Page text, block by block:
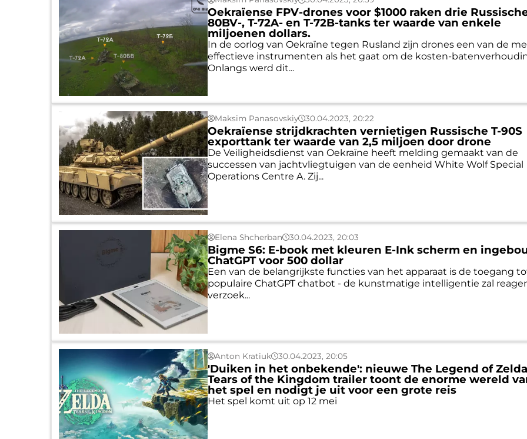
Oekraïense FPV-drones voor $1000 raken drie
80BV-, T-72A- en T-72B-tanks ter waarde van enkele
miljoenen dollars.
In de oorlog van Oekraïne tegen Rusland zijn drones een van de
effectieve instrumenten als het gaat om de kosten-
Onlangs werd dit...
Maksim Panasovskiy 30.04.2023, 20:22
Oekraïense strijdkrachten vernietigen Russische T-90S
exporttank ter waarde van 2,5 miljoen door drone
De Veiligheidsdienst van Oekraïne heeft melding gemaakt van de
successen van jachtvliegtuigen van de eenheid White Wolf Special
Operations Centre A. Zij...
Elena Shcherban 30.04.2023, 20:03
Bigme S6: E-book met kleuren E-Ink scherm en
ChatGPT voor 500 dollar
Een van de belangrijkste functies van het apparaat is de toegang
populaire ChatGPT chatbot - de kunstmatige intelligentie zal
verzoek...
Anton Kratiuk 30.04.2023, 20:05
'Duiken in het onbekende': nieuwe The Legend of Zelda
Tears of the Kingdom trailer toont de enorme wereld
het spel en nodigt je uit voor een grote reis
Het spel komt uit op 12 mei